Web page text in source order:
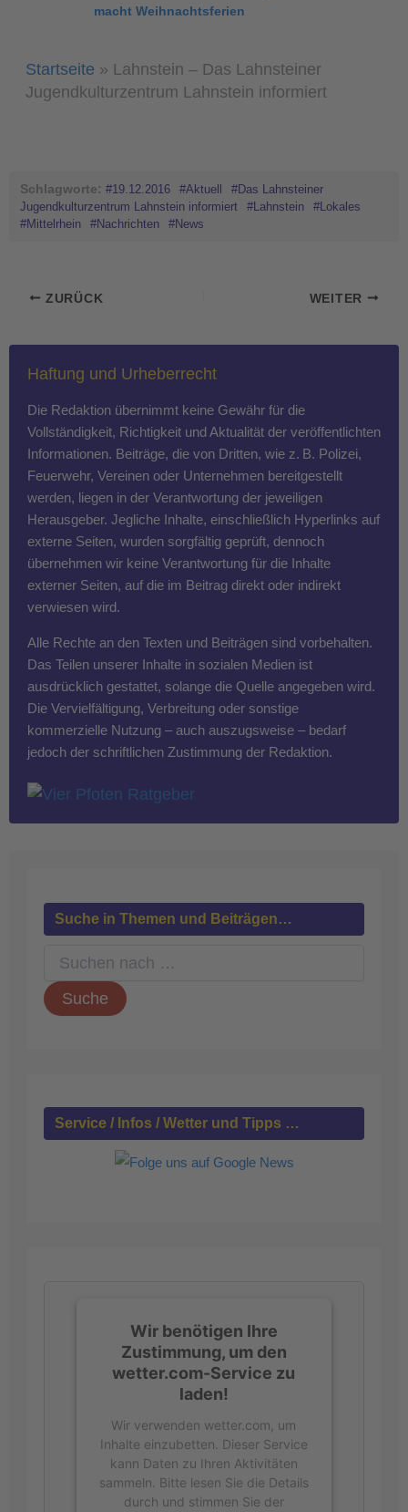
macht Weihnachtsferien
Startseite » Lahnstein – Das Lahnsteiner
Jugendkulturzentrum Lahnstein informiert
Schlagworte: #19.12.2016 #Aktuell
#Das Lahnsteiner
Jugendkulturzentrum Lahnstein informiert
#Lahnstein
#Lokales
#Mittelrhein
#Nachrichten #News
ZURÜCK WEITER
Haftung und Urheberrecht
Die Redaktion übernimmt keine Gewähr für die
Vollständigkeit, Richtigkeit und Aktualität der veröffentlichten
Informationen. Beiträge, die von Dritten, wie z. B. Polizei,
Feuerwehr, Vereinen oder Unternehmen bereitgestellt
werden, liegen in der Verantwortung der jeweiligen
Herausgeber. Jegliche Inhalte, einschließlich Hyperlinks auf
externe Seiten, wurden sorgfältig geprüft, dennoch
übernehmen wir keine Verantwortung für die Inhalte
externer Seiten, auf die im Beitrag direkt oder indirekt
verwiesen wird.
Alle Rechte an den Texten und Beiträgen sind vorbehalten.
Das Teilen unserer Inhalte in sozialen Medien ist
ausdrücklich gestattet, solange die Quelle angegeben wird.
Die Vervielfältigung, Verbreitung oder sonstige
kommerzielle Nutzung – auch auszugsweise – bedarf
jedoch der schriftlichen Zustimmung der Redaktion.
Suche in Themen und Beiträgen…
c
h
:
Service / Infos / Wetter und Tipps …
Wir benötigen Ihre
Zustimmung, um den
wetter.com-Service zu
laden!
Wir verwenden wetter.com, um
Inhalte einzubetten. Dieser Service
kann Daten zu Ihren Aktivitäten
sammeln. Bitte lesen Sie die Details
durch und stimmen Sie der